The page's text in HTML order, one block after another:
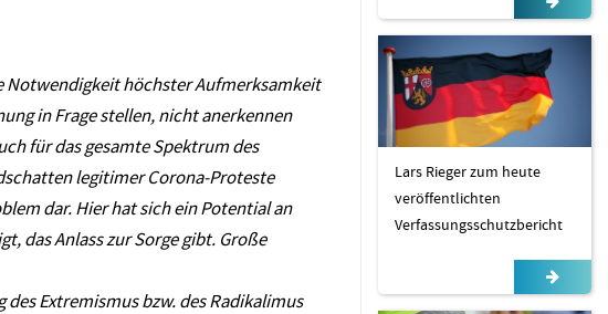
Notwendigkeit höchster Aufmerksamkeit
in Frage stellen, nicht anerkennen
für das gesamte Spektrum des
legitimer Corona-Proteste
dar. Hier hat sich ein Potential an
das Anlass zur Sorge gibt. Große
Extremismus bzw. des Radikalimus
Lars Rieger zum heute
veröffentlichten
Verfassungsschutzbericht